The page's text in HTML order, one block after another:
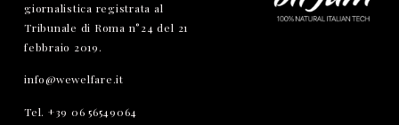
giornalistica registrata al
Tribunale di Roma n°24 del 21
febbraio 2019.
info@wewelfare.it
Tel. +39 06 56549064